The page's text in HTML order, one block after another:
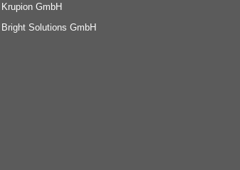
Krupion GmbH
Bright Solutions GmbH